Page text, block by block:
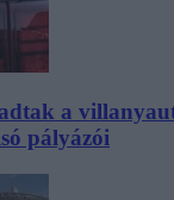
a
pályázói